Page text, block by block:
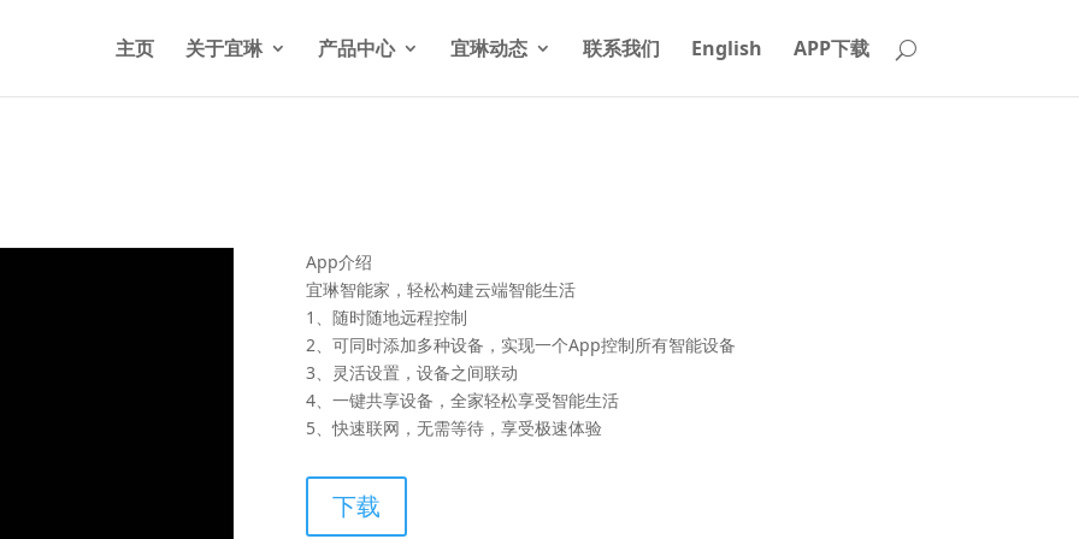
wp-content/themes/Divi/functions.phpon line5841
主页 关于宜琳 产品中心 宜琳动态 联系我们 English APP下载
App介绍
宜琳智能家，轻松构建云端智能生活
1、随时随地远程控制
2、可同时添加多种设备，实现一个App控制所有智能设备
3、灵活设置，设备之间联动
4、一键共享设备，全家轻松享受智能生活
5、快速联网，无需等待，享受极速体验
下载